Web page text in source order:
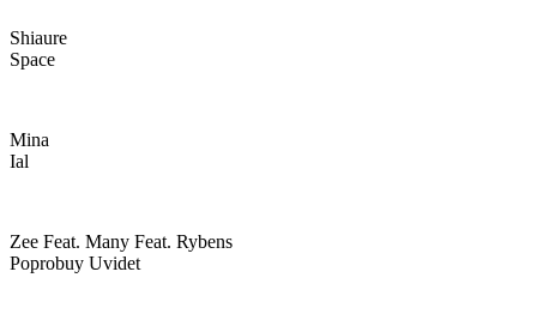
Shiaure
Space
Mina
Ial
Zee Feat. Many Feat. Rybens
Poprobuy Uvidet